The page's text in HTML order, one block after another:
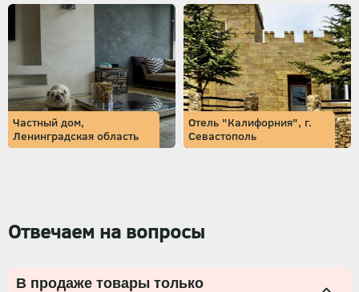
Частный дом,
Ленинградская область
Отель "Калифорния", г.
Севастополь
Отвечаем на вопросы
В продаже товары только